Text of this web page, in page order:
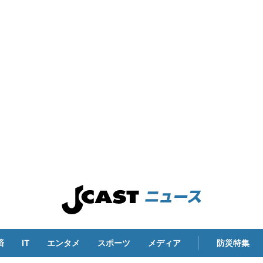
IT エンタメ スポーツ メディア 防災特集